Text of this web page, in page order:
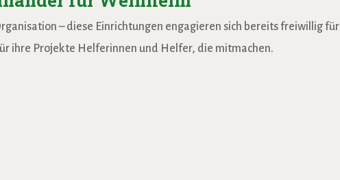
– diese Einrichtungen engagieren sich bereits freiwillig für
ihre Projekte Helferinnen und Helfer, die mitmachen.